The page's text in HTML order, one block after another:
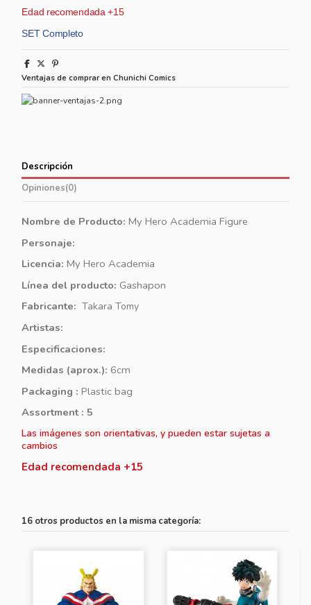
Edad recomendada +15
SET Completo
Ventajas de comprar en Chunichi Comics
Descripción
Opiniones(0)
Nombre de Producto: My Hero Academia Figure
Personaje:
Licencia: My Hero Academia
Línea del producto: Gashapon
Fabricante: Takara Tomy
Artistas:
Especificaciones:
Medidas (aprox.): 6cm
Packaging : Plastic bag
Assortment : 5
Las imágenes son orientativas, y pueden estar sujetas a
cambios
Edad recomendada +15
16 otros productos en la misma categoría: